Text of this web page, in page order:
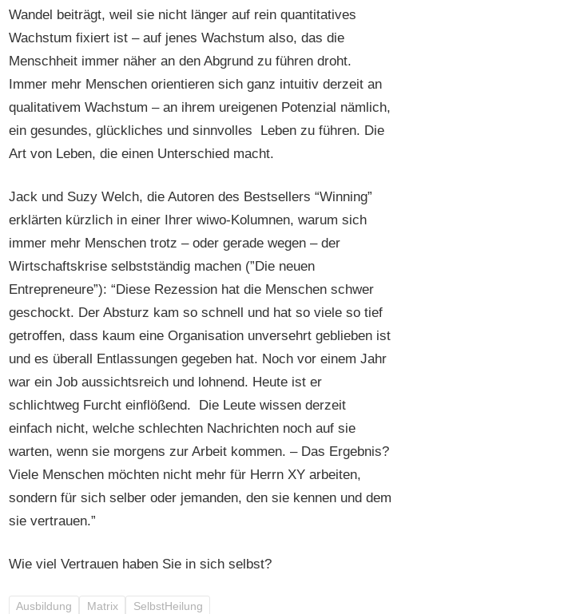
Wandel beiträgt, weil sie nicht länger auf rein quantitatives
Wachstum fixiert ist – auf jenes Wachstum also, das die
Menschheit immer näher an den Abgrund zu führen droht.
Immer mehr Menschen orientieren sich ganz intuitiv derzeit an
qualitativem Wachstum – an ihrem ureigenen Potenzial nämlich,
ein gesundes, glückliches und sinnvolles Leben zu führen. Die
Art von Leben, die einen Unterschied macht.
Jack und Suzy Welch, die Autoren des Bestsellers “Winning”
erklärten kürzlich in einer Ihrer wiwo-Kolumnen, warum sich
immer mehr Menschen trotz – oder gerade wegen – der
Wirtschaftskrise selbstständig machen (”Die neuen
Entrepreneure”): “Diese Rezession hat die Menschen schwer
geschockt. Der Absturz kam so schnell und hat so viele so tief
getroffen, dass kaum eine Organisation unversehrt geblieben ist
und es überall Entlassungen gegeben hat. Noch vor einem Jahr
war ein Job aussichtsreich und lohnend. Heute ist er
schlichtweg Furcht einflößend. Die Leute wissen derzeit
einfach nicht, welche schlechten Nachrichten noch auf sie
warten, wenn sie morgens zur Arbeit kommen. – Das Ergebnis?
Viele Menschen möchten nicht mehr für Herrn XY arbeiten,
sondern für sich selber oder jemanden, den sie kennen und dem
sie vertrauen.”
Wie viel Vertrauen haben Sie in sich selbst?
Ausbildung Matrix SelbstHeilung